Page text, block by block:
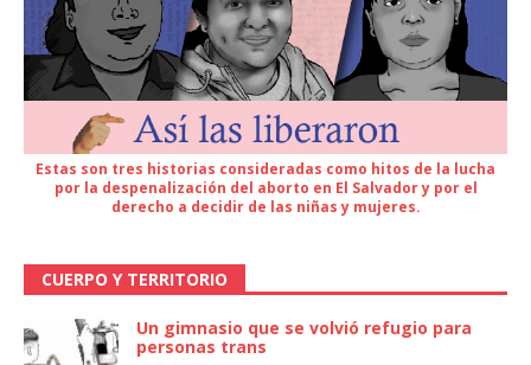
Estas son tres historias consideradas como hitos de la lucha
por la despenalización del aborto en El Salvador y por el
derecho a decidir de las niñas y mujeres.
CUERPO Y TERRITORIO
Un gimnasio que se volvió refugio para
personas trans